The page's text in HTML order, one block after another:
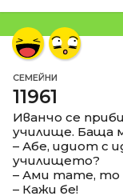
СЕМЕЙНИ
11961
Иванчо се
училище. Баща
– Абе, идиот с
училището?
– Ами тате, то
– Кажи бе!